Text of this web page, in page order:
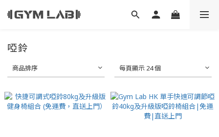
啞鈴
商品排序 每頁顯示 24 個